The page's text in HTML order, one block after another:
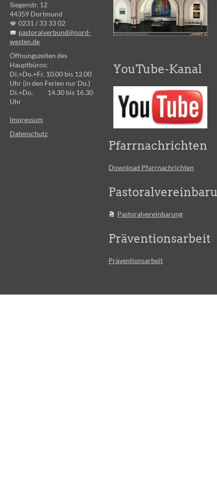
Siegenstr. 12
44359 Dortmund
0231 / 33 33 02
pastoralverbund@nord-
westen.de
Öffnungszeiten des
Hauptbüros:
Di.+Do.+Fr. 10.00 bis 12.00
Uhr (in den Ferien nur Do.)
Di.+Do. 14.30 bis 16.30
Uhr
Impressum
Datenschutz
YouTube-Kanal
Pfarrnachrichten
Download Pfarrnachrichten
Pastoralvereinbarung
Präventionsarbeit
Präventionsarbeit